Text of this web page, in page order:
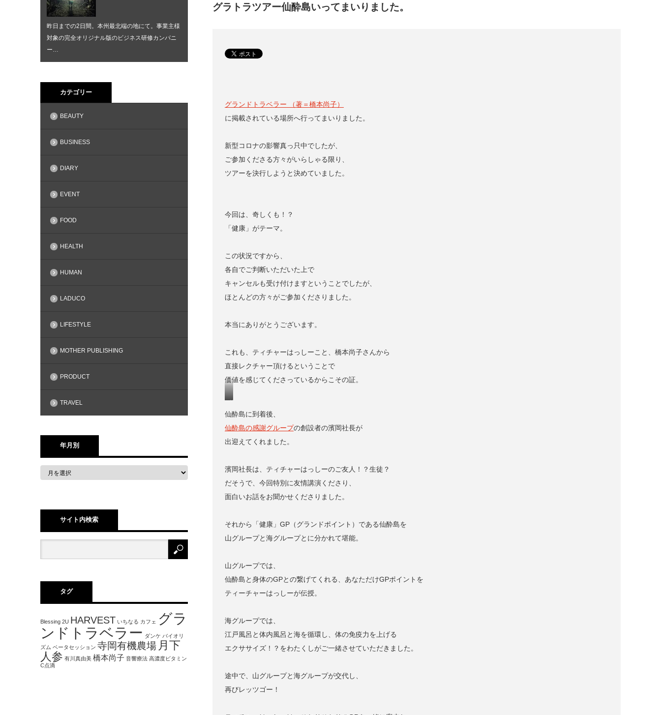
グラトラツアー仙酔島いってまいりました。
グランドトラベラー （著＝橋本尚子）
に掲載されている場所へ行ってまいりました。
新型コロナの影響真っ只中でしたが、
ご参加くださる方々がいらしゃる限り、
ツアーを決行しようと決めていました。
今回は、奇しくも！？
「健康」がテーマ。
この状況ですから、
各自でご判断いただいた上で
キャンセルも受け付けますということでしたが、
ほとんどの方々がご参加くださりました。
本当にありがとうございます。
これも、ティチャーはっしーこと、橋本尚子さんから
直接レクチャー頂けるということで
価値を感じてくださっているからこその証。
仙
酔
島
と
島
仙酔島に到着後、
仙酔島の感謝グループの創設者の濱岡社長が
出迎えてくれました。
濱岡社長は、ティチャーはっしーのご友人！？生徒？
だそうで、今回特別に友情講演くださり、
面白いお話をお聞かせくださりました。
それから「健康」GP（グランドポイント）である仙酔島を
山グループと海グループとに分かれて堪能。
山グループでは、
仙酔島と身体のGPとの繋げてくれる、あなただけGPポイントを
ティーチャーはっしーが伝授。
海グループでは、
江戸風呂と体内風呂と海を循環し、体の免疫力を上げる
エクササイズ！？をわたくしがご一緒させていただきました。
途中で、山グループと海グループが交代し、
再びレッツゴー！
昨日までの2日間。本州最北端の地にて。事業主様
対象の完全オリジナル版のビジネス研修カンパニ
ー…
カテゴリー
BEAUTY
BUSINESS
DIARY
EVENT
FOOD
HEALTH
HUMAN
LADUCO
LIFESTYLE
MOTHER PUBLISHING
PRODUCT
TRAVEL
年月別
サイト内検索
タグ
Blessing 2U HARVEST いちなる カフェ
グラ
ンドトラベラー ダンケ バイオリ
ズム ベータセッション 寺岡有機農場 月下
人参 有川真由美 橋本尚子 音響療法 高濃度ビタミン
C点滴